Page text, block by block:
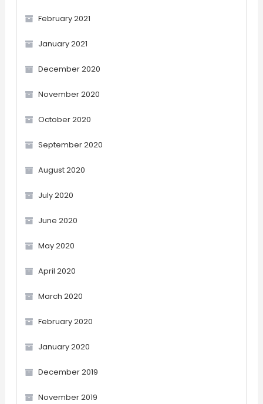
February 2021
January 2021
December 2020
November 2020
October 2020
September 2020
August 2020
July 2020
June 2020
May 2020
April 2020
March 2020
February 2020
January 2020
December 2019
November 2019